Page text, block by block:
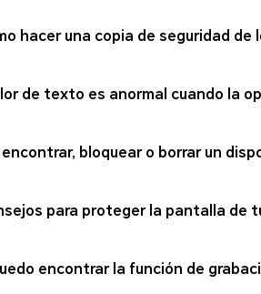
hacer una copia de seguridad
de texto es anormal cuando la
encontrar, bloquear o borrar un
para proteger la pantalla de
encontrar la función de